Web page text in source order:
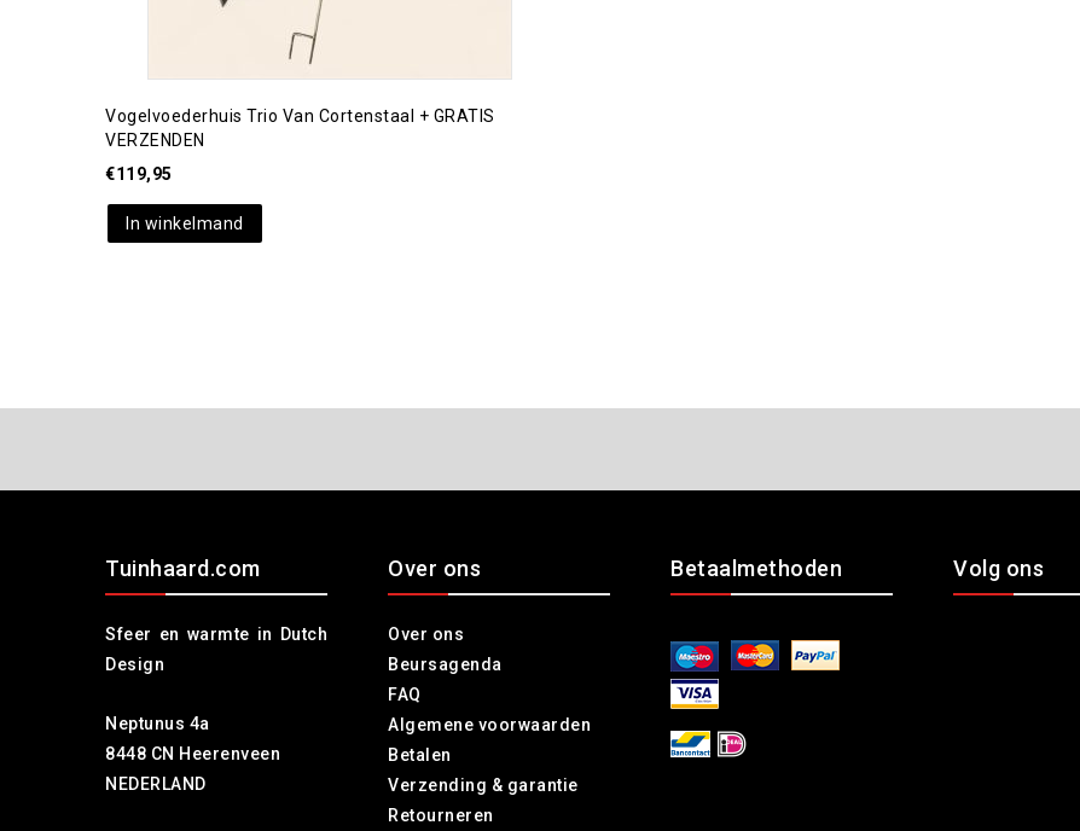
Vogelvoederhuis Trio Van Cortenstaal + GRATIS
VERZENDEN
€119,95
In winkelmand
Tuinhaard.com
Sfeer en warmte in Dutch
Design
Neptunus 4a
8448 CN Heerenveen
NEDERLAND
Over ons
Over ons
Beursagenda
FAQ
Algemene voorwaarden
Betalen
Verzending & garantie
Retourneren
Betaalmethoden Volg ons